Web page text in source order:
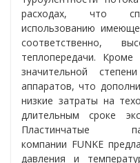
расходах, что
использованию
соответственно,
теплопередачи.
значительной
аппаратов, что
низкие затраты на
длительным сроке
Пластинчатые
компании FUNKE
давления и